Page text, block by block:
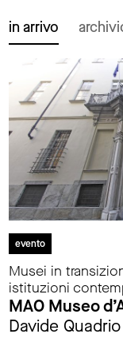
in arrivo
evento
Musei in
istituzioni
MAO Museo
Davide Quadrio